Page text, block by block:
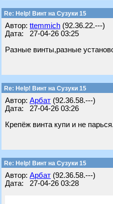
Re: Help! Винт на Сузуки 15
Автор: ttemmich (92.36.22.---)
Дата: 27-04-26 03:25
Разные винты,разные
Re: Help! Винт на Сузуки 15
Автор: Арбат (92.36.58.---)
Дата: 27-04-26 03:26
Крепёж винта купи и не парься.
Re: Help! Винт на Сузуки 15
Автор: Арбат (92.36.58.---)
Дата: 27-04-26 03:28